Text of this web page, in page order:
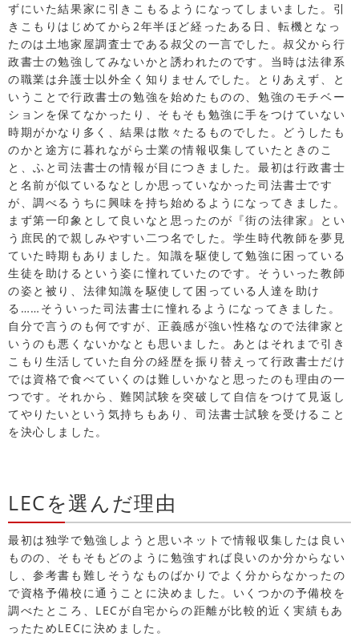
ずにいた結果家に引きこもるようになってしまいました。引
きこもりはじめてから2年半ほど経ったある日、転機となっ
たのは土地家屋調査士である叔父の一言でした。叔父から行
政書士の勉強してみないかと誘われたのです。当時は法律系
の職業は弁護士以外全く知りませんでした。とりあえず、と
いうことで行政書士の勉強を始めたものの、勉強のモチベー
ションを保てなかったり、そもそも勉強に手をつけていない
時期がかなり多く、結果は散々たるものでした。どうしたも
のかと途方に暮れながら士業の情報収集していたときのこ
と、ふと司法書士の情報が目につきました。最初は行政書士
と名前が似ているなとしか思っていなかった司法書士です
が、調べるうちに興味を持ち始めるようになってきました。
まず第一印象として良いなと思ったのが『街の法律家』とい
う庶民的で親しみやすい二つ名でした。学生時代教師を夢見
ていた時期もありました。知識を駆使して勉強に困っている
生徒を助けるという姿に憧れていたのです。そういった教師
の姿と被り、法律知識を駆使して困っている人達を助け
る……そういった司法書士に憧れるようになってきました。
自分で言うのも何ですが、正義感が強い性格なので法律家と
いうのも悪くないかなとも思いました。あとはそれまで引き
こもり生活していた自分の経歴を振り替えって行政書士だけ
では資格で食べていくのは難しいかなと思ったのも理由の一
つです。それから、難関試験を突破して自信をつけて見返し
てやりたいという気持ちもあり、司法書士試験を受けること
を決心しました。
LECを選んだ理由
最初は独学で勉強しようと思いネットで情報収集したは良い
ものの、そもそもどのように勉強すれば良いのか分からない
し、参考書も難しそうなものばかりでよく分からなかったの
で資格予備校に通うことに決めました。いくつかの予備校を
調べたところ、LECが自宅からの距離が比較的近く実績もあ
ったためLECに決めました。